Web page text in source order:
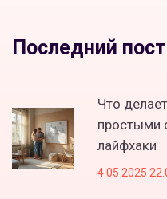
Последний пост
Что
простыми
лайфхаки
4 05 2025